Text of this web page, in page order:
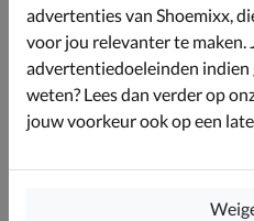
Specificaties
Over Steve Madden
Bekijk meer
advertenties van Shoemixx,
voor jou relevanter te maken.
advertentiedoeleinden indien
weten? Lees dan verder op
jouw voorkeur ook op een